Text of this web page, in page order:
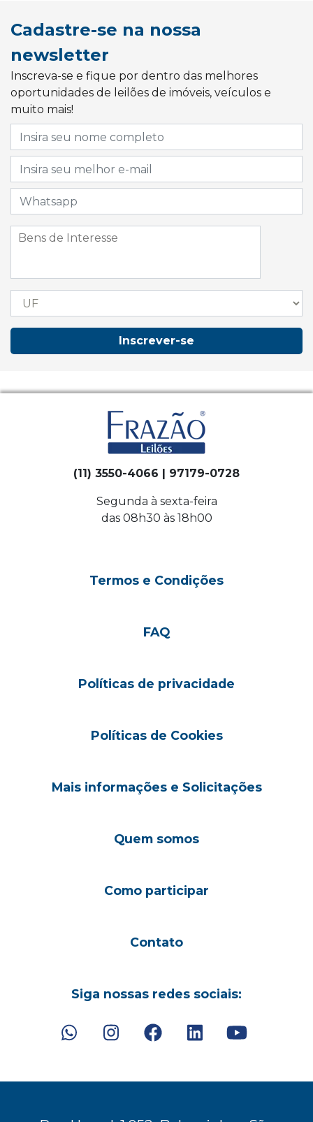
Cadastre-se na nossa
newsletter
Inscreva-se e fique por dentro das melhores
oportunidades de leilões de imóveis, veículos e
muito mais!
Inscrever-se
(11) 3550-4066 | 97179-0728
Segunda à sexta-feira
das 08h30 às 18h00
Termos e Condições
FAQ
Políticas de privacidade
Políticas de Cookies
Mais informações e Solicitações
Quem somos
Como participar
Contato
Siga nossas redes sociais: